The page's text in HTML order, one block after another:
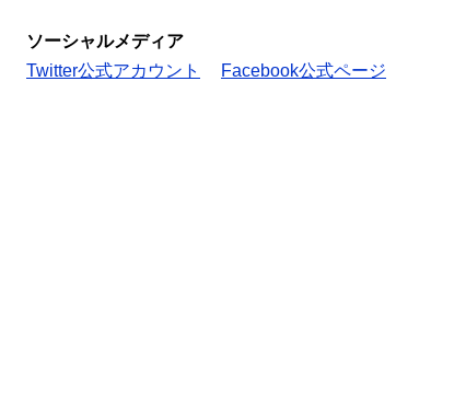
ソーシャルメディア
Twitter公式アカウント
Facebook公式ページ